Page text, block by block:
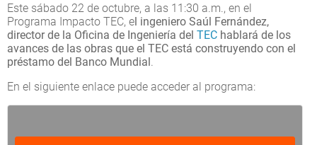
Este sábado 22 de octubre, a las 11:30 a.m., en el
Programa Impacto TEC, el ingeniero Saúl Fernández,
director de la Oficina de Ingeniería del TEC hablará de los
avances de las obras que el TEC está construyendo con el
préstamo del Banco Mundial.
En el siguiente enlace puede acceder al programa: